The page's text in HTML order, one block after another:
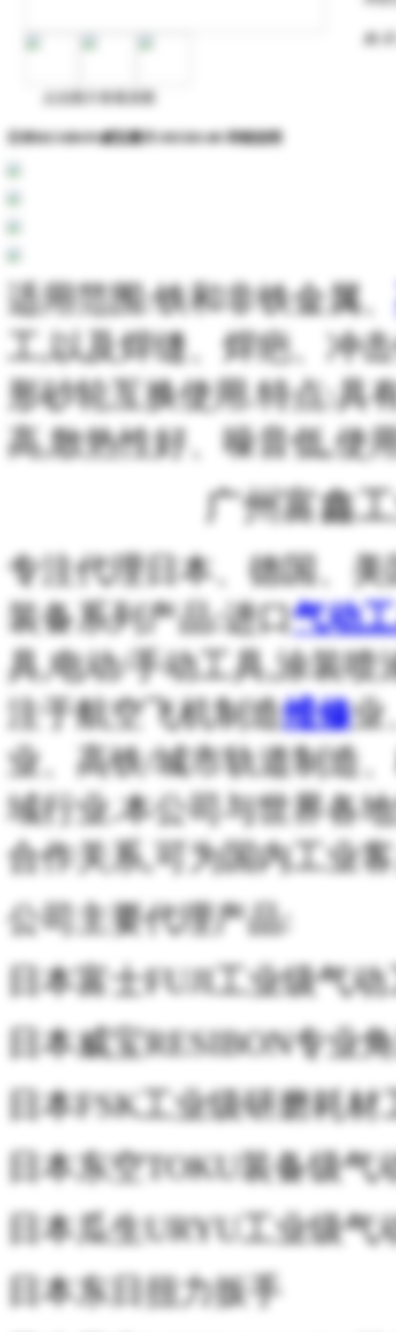
日本RESIBON威宝磨片:MS503-80 详细说明
适用范围:铁和非铁金属、
工,以及焊缝、焊疤、冲
形砂轮互换使用.特点:具
高,散热性好、噪音低,使
广州富鑫
专注代理日本、德国、
装备系列产品:进口气动
具,电动/手动工具,涂装喷
注于航空飞机制造维修业
业、高铁/城市轨道制造
域行业.本公司与世界各
合作关系,可为国内工业
公司主要代理产品:
日本富士FUJI工业级气
日本威宝RESIBON专业
日本FSK工业级研磨耗
日本东空TOKU装备级
日本瓜生URYU工业级
日本东日扭力扳手